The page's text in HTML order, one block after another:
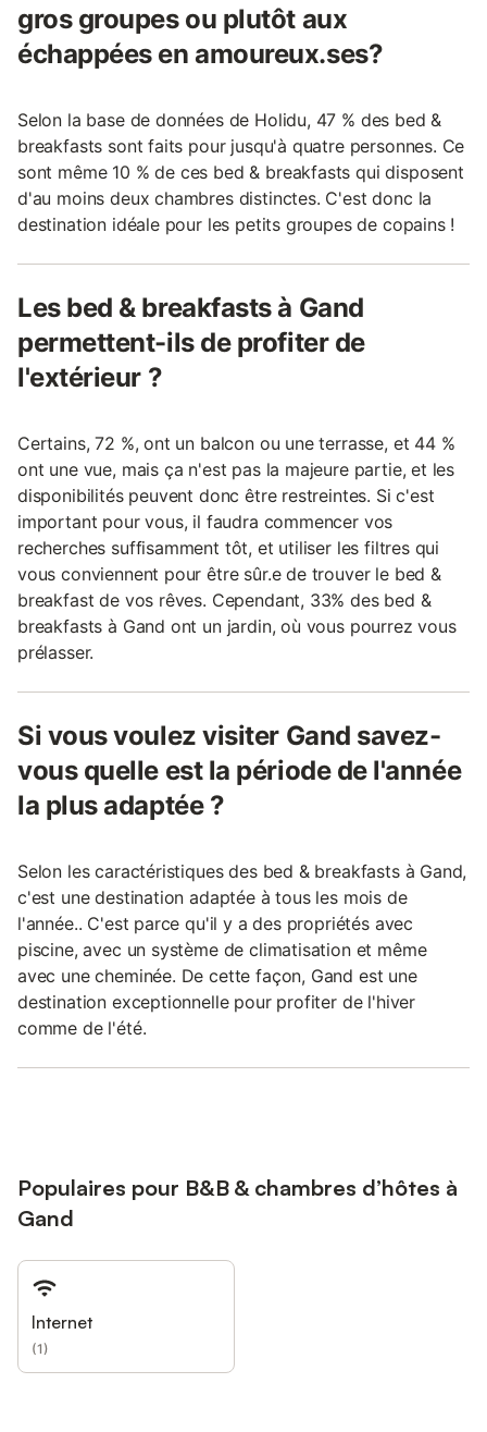
gros groupes ou plutôt aux
échappées en amoureux.ses?
Selon la base de données de Holidu, 47 % des bed &
breakfasts sont faits pour jusqu'à quatre personnes. Ce
sont même 10 % de ces bed & breakfasts qui disposent
d'au moins deux chambres distinctes. C'est donc la
destination idéale pour les petits groupes de copains !
Les bed & breakfasts à Gand
permettent-ils de profiter de
l'extérieur ?
Certains, 72 %, ont un balcon ou une terrasse, et 44 %
ont une vue, mais ça n'est pas la majeure partie, et les
disponibilités peuvent donc être restreintes. Si c'est
important pour vous, il faudra commencer vos
recherches suffisamment tôt, et utiliser les filtres qui
vous conviennent pour être sûr.e de trouver le bed &
breakfast de vos rêves. Cependant, 33% des bed &
breakfasts à Gand ont un jardin, où vous pourrez vous
prélasser.
Si vous voulez visiter Gand savez-
vous quelle est la période de l'année
la plus adaptée ?
Selon les caractéristiques des bed & breakfasts à Gand,
c'est une destination adaptée à tous les mois de
l'année.. C'est parce qu'il y a des propriétés avec
piscine, avec un système de climatisation et même
avec une cheminée. De cette façon, Gand est une
destination exceptionnelle pour profiter de l'hiver
comme de l'été.
Populaires pour B&B & chambres d’hôtes à
Gand
Internet
(1)